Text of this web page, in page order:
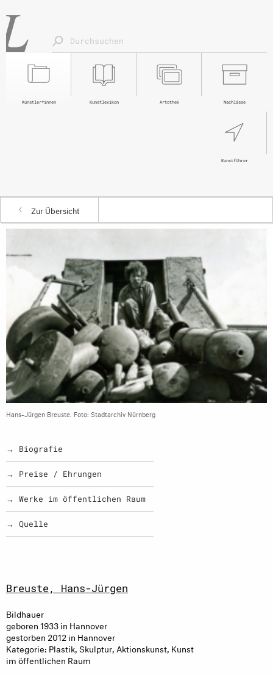
Nachlässe
Artothek
Kunstlexikon
Künstler*innen
Kunstführer
Zur Übersicht
Hans-Jürgen Breuste. Foto: Stadtarchiv Nürnberg
→ Biografie
→ Preise / Ehrungen
→ Werke im öffentlichen Raum
→ Quelle
Breuste, Hans-Jürgen
Bildhauer
geboren 1933 in Hannover
gestorben 2012 in Hannover
Kategorie: Plastik, Skulptur, Aktionskunst, Kunst
im öffentlichen Raum